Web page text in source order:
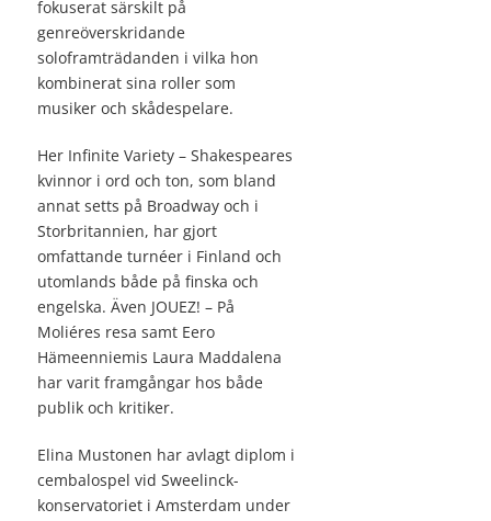
fokuserat särskilt på
genreöverskridande
soloframträdanden i vilka hon
kombinerat sina roller som
musiker och skådespelare.
Her Infinite Variety – Shakespeares
kvinnor i ord och ton, som bland
annat setts på Broadway och i
Storbritannien, har gjort
omfattande turnéer i Finland och
utomlands både på finska och
engelska. Även JOUEZ! – På
Moliéres resa samt Eero
Hämeenniemis Laura Maddalena
har varit framgångar hos både
publik och kritiker.
Elina Mustonen har avlagt diplom i
cembalospel vid Sweelinck-
konservatoriet i Amsterdam under